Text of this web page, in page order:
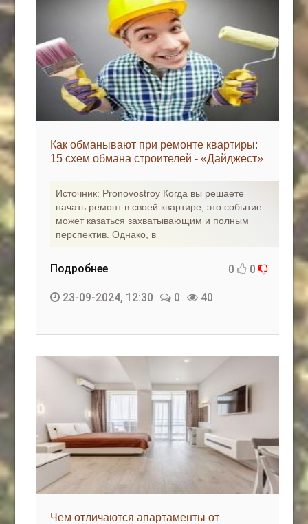
Как обманывают при ремонте квартиры:
15 схем обмана строителей - «Дайджест»
Источник: Pronovostroy Когда вы решаете
начать ремонт в своей квартире, это событие
может казаться захватывающим и полным
перспектив. Однако, в
Подробнее 0 0
23-09-2024, 12:30 0 40
Чем отличаются апартаменты от